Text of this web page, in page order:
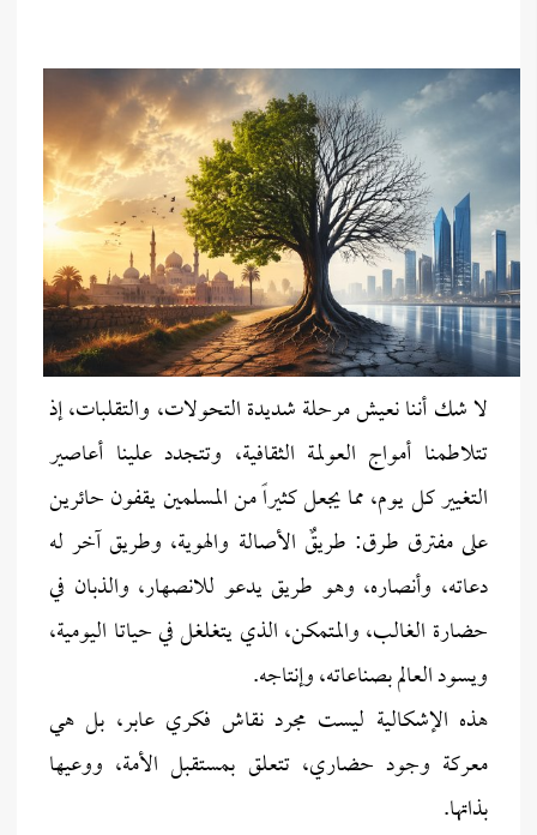
لا شك أننا نعيش مرحلة شديدة التحولات، والتقلبات، إذ
تتلاطمنا أمواج العولمة الثقافية، وتتجدد علينا أعاصير
التغيير كل يوم، مما يجعل كثيراً من المسلمين يقفون حائرين
على مفترق طرق: طريقٌ الأصالة والهوية، وطريق آخر له
دعاته، وأنصاره، وهو طريق يدعو للانصهار، والذبان في
حضارة الغالب، والمتمكن، الذي يتغلغل في حياتا اليومية،
ويسود العالم بصناعاته، وإنتاجه.
هذه الإشكالية ليست مجرد نقاش فكري عابر، بل هي
معركة وجود حضاري، تتعلق بمستقبل الأمة، ووعيها
بذاتها.